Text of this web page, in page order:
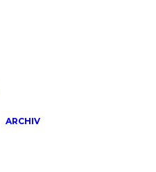
ARCHIV